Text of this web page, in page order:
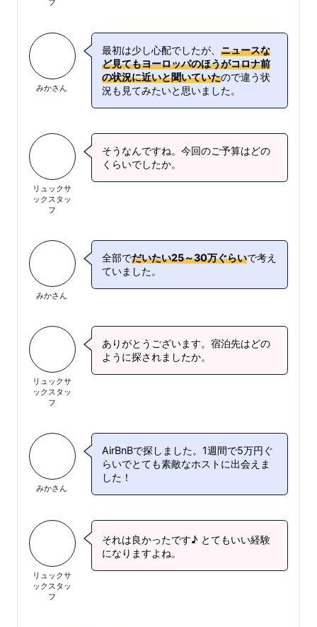
フ
みかさん
最初は少し心配でしたが、ニュースな
ど見てもヨーロッパのほうがコロナ前
の状況に近いと聞いていたので違う状
況も見てみたいと思いました。
リュックサ
ックスタッ
フ
そうなんですね。今回のご予算はどの
くらいでしたか。
みかさん
全部でだいたい25～30万ぐらいで考え
ていました。
リュックサ
ックスタッ
フ
ありがとうございます。宿泊先はどの
ように探されましたか。
みかさん
AirBnBで探しました。1週間で5万円ぐ
らいでとても素敵なホストに出会えま
した！
リュックサ
ックスタッ
フ
それは良かったです♪ とてもいい経験
になりますよね。